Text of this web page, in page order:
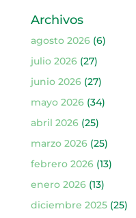
Archivos
agosto 2026(6)
julio 2026(27)
junio 2026(27)
mayo 2026(34)
abril 2026(25)
marzo 2026(25)
febrero 2026(13)
enero 2026(13)
diciembre 2025(25)